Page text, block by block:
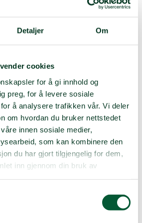
Detaljer Om
cookies
for å gi innhold og
preg, for å levere sosiale
å analysere trafikken vår. Vi deler
om hvordan du bruker nettstedet
innen sosiale medier,
som kan kombinere den
du har gjort tilgjengelig for dem,
inn gjennom din bruk av
i Colombia. Blandón
hvor svarte colombianere utgjør
er mest oversett av
er et mangfoldig land, bestående
og etnisiteter. Det tok altså
den colombianske staten
hører til her, sier